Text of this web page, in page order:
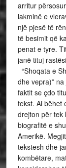
arritur
lakminë e
një pjesë të
të besimit që
penat e tyre.
janë tituj
“Shoqata e
dhe vepra)”
faktit se çdo
tekst. Ai bëhet
drejton për tek
biografitë e
Amerikë.
tekstesh dhe
kombëtare,